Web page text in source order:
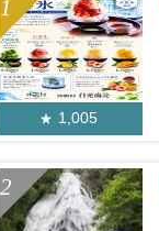
1,005